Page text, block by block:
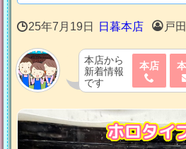
25年7月19日 日暮本店 戸田
本店から
新着情報
です
本店
ホロタイ